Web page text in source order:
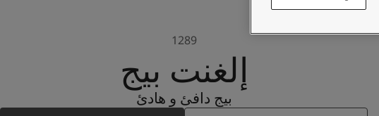
إلغنت بيج
1289
بيج دافئ و هادئ